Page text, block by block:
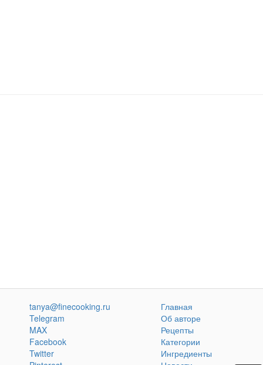
tanya@finecooking.ru
Telegram
MAX
Facebook
Twitter
Главная
Об авторе
Рецепты
Категории
Ингредиенты